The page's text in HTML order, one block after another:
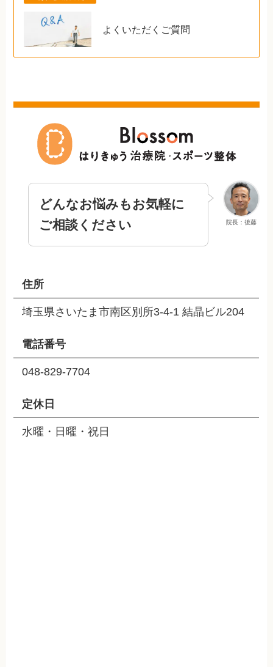
よくいただくご質問
院長：後藤
どんなお悩みもお気軽に
ご相談ください
住所
埼玉県さいたま市南区別所3-4-1 結晶ビル204
電話番号
048-829-7704
定休日
水曜・日曜・祝日